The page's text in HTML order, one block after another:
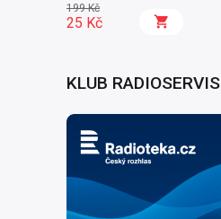
Na frontě
199 Kč
25 Kč
KLUB RADIOSERVIS